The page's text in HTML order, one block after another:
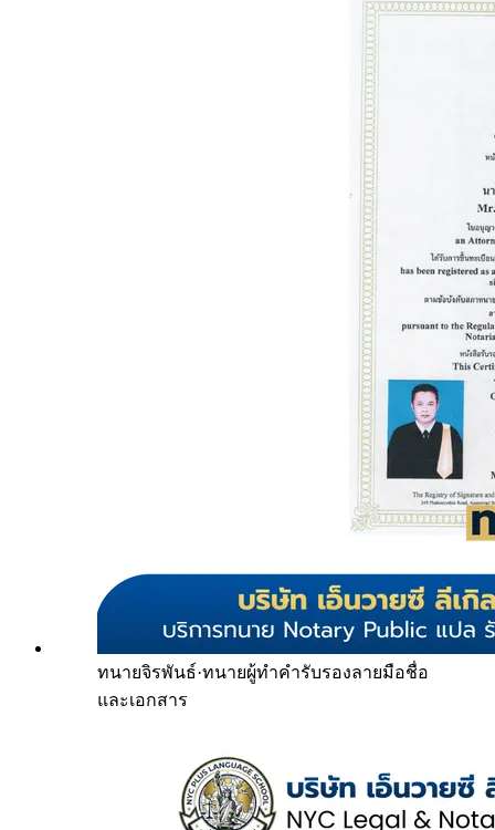
ทนายจิรพันธ์·ทนายผู้ทำคำรับรองลายมือชื่อ
และเอกสาร